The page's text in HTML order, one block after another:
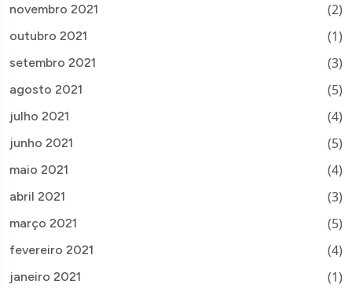
novembro 2021 (2)
outubro 2021 (1)
setembro 2021 (3)
agosto 2021 (5)
julho 2021 (4)
junho 2021 (5)
maio 2021 (4)
abril 2021 (3)
março 2021 (5)
fevereiro 2021 (4)
janeiro 2021 (1)